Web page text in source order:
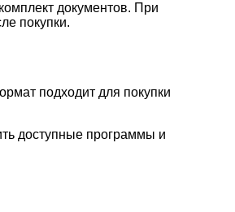
документов. При
покупки.
подходит для покупки
доступные программы и